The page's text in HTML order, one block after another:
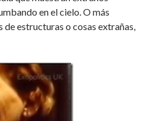
en el cielo. O más
de estructuras o cosas extrañas,